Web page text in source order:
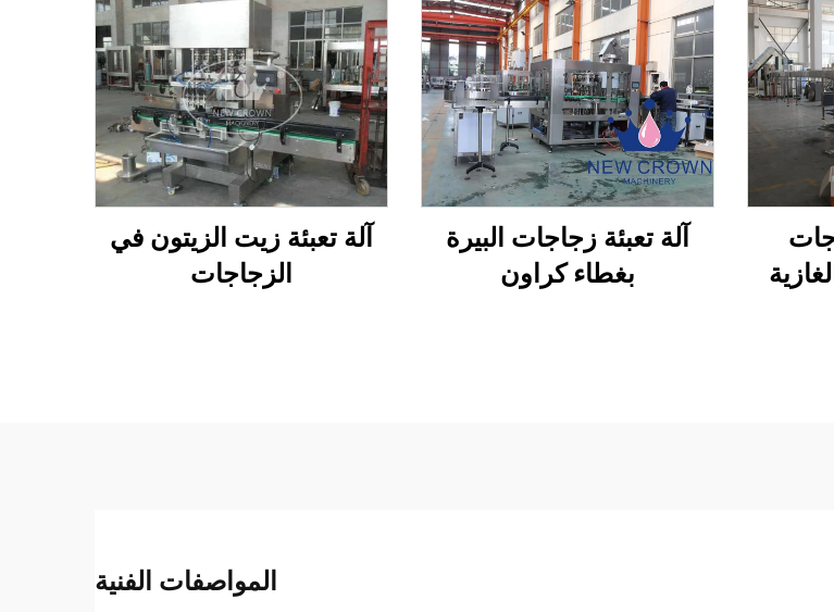
آلة تعبئة زجاجات البيرة
بغطاء كراون
آلة تعبئة زيت الزيتون في
الزجاجات
المواصفات الفنية